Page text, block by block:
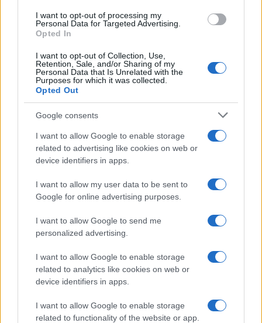
I want to opt-out of processing my
Personal Data for Targeted Advertising.
Opted In
I want to opt-out of Collection, Use,
Retention, Sale, and/or Sharing of my
Personal Data that Is Unrelated with the
Purposes for which it was collected.
Opted Out
Google consents
I want to allow Google to enable storage
related to advertising like cookies on web or
device identifiers in apps.
I want to allow my user data to be sent to
Google for online advertising purposes.
I want to allow Google to send me
personalized advertising.
I want to allow Google to enable storage
related to analytics like cookies on web or
device identifiers in apps.
I want to allow Google to enable storage
related to functionality of the website or app.
Continua a leggere
NEWS